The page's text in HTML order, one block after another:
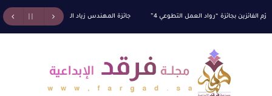
بجائزة “رواد العمل التطوعي 4” جائزة المهندس زياد الزهراني للتفوق العلمي تكرّم
آليات البناء الاستهلالي في رواية : ( على كف رتويت ) للدكتورة زينب الخضيري